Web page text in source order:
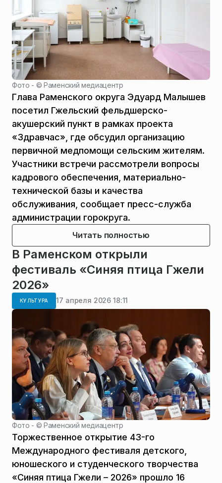
Фото - ©Раменский медиацентр
Глава Раменского округа Эдуард Малышев
посетил Гжельский фельдшерско-
акушерский пункт в рамках проекта
«Здравчас», где обсудил организацию
первичной медпомощи сельским жителям.
Участники встречи рассмотрели вопросы
кадрового обеспечения, материально-
технической базы и качества
обслуживания, сообщает пресс-служба
администрации горокруга.
Читать полностью
В Раменском открыли
фестиваль «Синяя птица Гжели
2026»
КУЛЬТУРА 17 апреля 2026 18:11
Фото - ©Раменский медиацентр
Торжественное открытие 43-го
Международного фестиваля детского,
юношеского и студенческого творчества
«Синяя птица Гжели – 2026» прошло 16